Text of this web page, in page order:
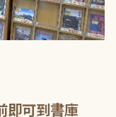
即可到書庫